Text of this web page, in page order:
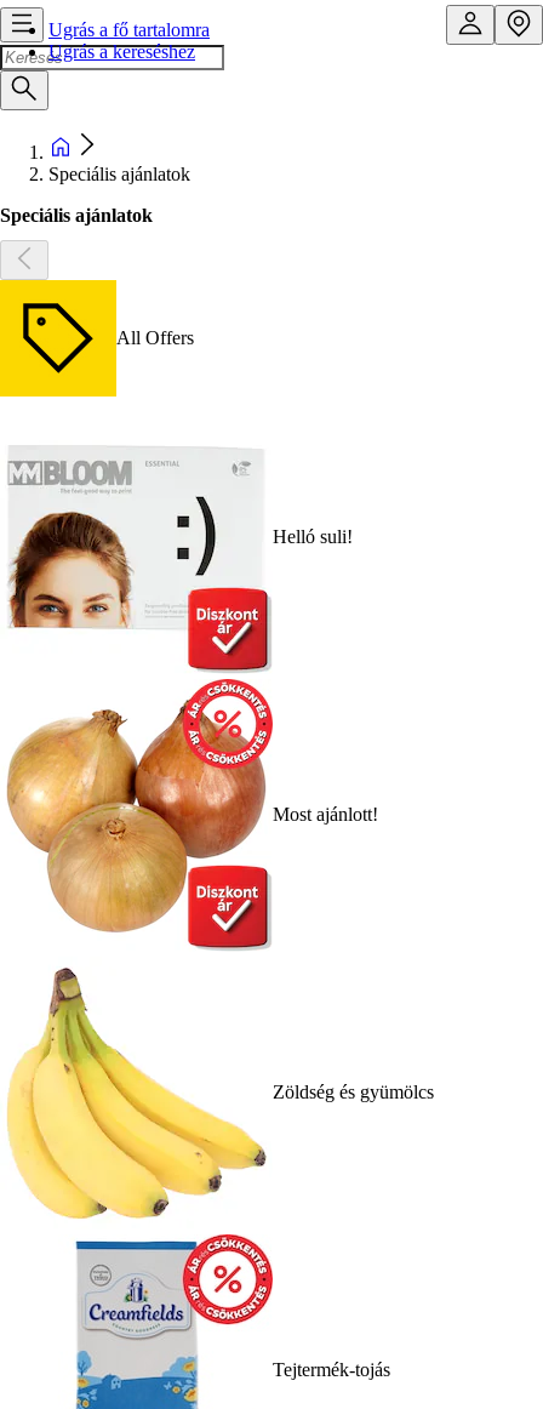
Ugrás a fő tartalomra
Ugrás a kereséshez
Speciális ajánlatok
Speciális ajánlatok
All Offers
Helló suli!
Most ajánlott!
Zöldség és gyümölcs
Tejtermék-tojás